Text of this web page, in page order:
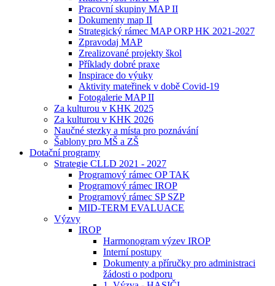
Pracovní skupiny MAP II
Dokumenty map II
Strategický rámec MAP ORP HK 2021-2027
Zpravodaj MAP
Zrealizované projekty škol
Příklady dobré praxe
Inspirace do výuky
Aktivity mateřinek v době Covid-19
Fotogalerie MAP II
Za kulturou v KHK 2025
Za kulturou v KHK 2026
Naučné stezky a místa pro poznávání
Šablony pro MŠ a ZŠ
Dotační programy
Strategie CLLD 2021 - 2027
Programový rámec OP TAK
Programový rámec IROP
Programový rámec SP SZP
MID-TERM EVALUACE
Výzvy
IROP
Harmonogram výzev IROP
Interní postupy
Dokumenty a příručky pro administraci
žádosti o podporu